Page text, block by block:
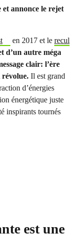
annonce le rejet
en 2017 et le recul
d’un autre méga
clair: l’ère
révolue. Il est grand
d’énergies
énergétique juste
inspirants tournés
est une